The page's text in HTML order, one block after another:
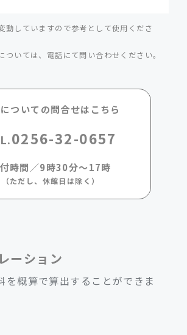
動していますので参考として使用くださ
ついては、電話にて問い合わせください。
ついての問合せはこちら
0256-32-0657
時間／9時30分～17時
（ただし、休館日は除く）
ーション
を概算で算出することができま